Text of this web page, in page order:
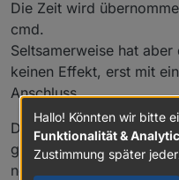
Die Zeit wird
cmd.
Seltsamerweise hat
keinen Effekt, erst mit
Anschluss .
Das ist sicherlich mein
gedacht wenn Du ein
nen
Hallo! Könnten wir bitte
Funktionalität &
Zustimmung später